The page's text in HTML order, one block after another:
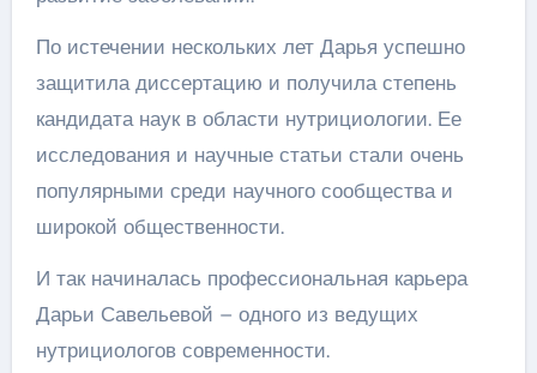
По истечении нескольких лет Дарья успешно
защитила диссертацию и получила степень
кандидата наук в области нутрициологии. Ее
исследования и научные статьи стали очень
популярными среди научного сообщества и
широкой общественности.
И так начиналась профессиональная карьера
Дарьи Савельевой – одного из ведущих
нутрициологов современности.